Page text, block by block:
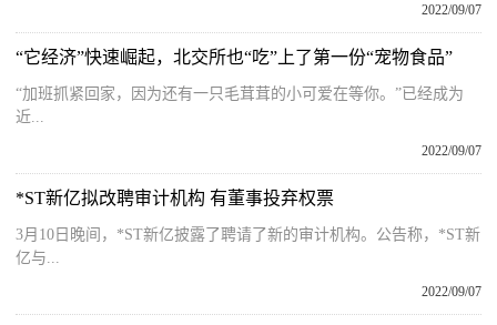
2022/09/07
“它经济”快速崛起，北交所也“吃”上了第一份“宠物食品”
“加班抓紧回家，因为还有一只毛茸茸的小可爱在等你。”已经成为
近...
2022/09/07
*ST新亿拟改聘审计机构 有董事投弃权票
3月10日晚间，*ST新亿披露了聘请了新的审计机构。公告称，*ST新
亿与...
2022/09/07